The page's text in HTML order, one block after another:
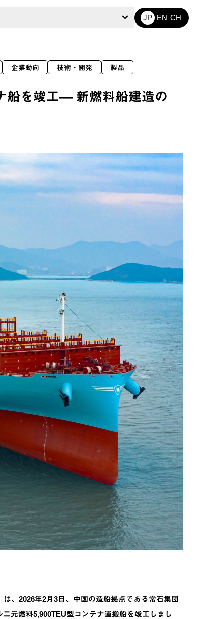
JP EN CH
企業動向 技術・開発 製品
船を竣工― 新燃料船建造の
、2026年2月3日、中国の造船拠点である常石集団
元燃料5,900TEU型コンテナ運搬船を竣工しまし